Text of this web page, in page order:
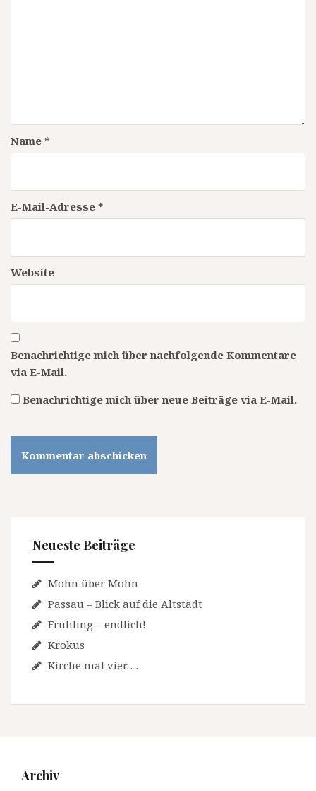
Name *
E-Mail-Adresse *
Website
Benachrichtige mich über nachfolgende Kommentare
via E-Mail.
Benachrichtige mich über neue Beiträge via E-Mail.
Neueste Beiträge
Mohn über Mohn
Passau – Blick auf die Altstadt
Frühling – endlich!
Krokus
Kirche mal vier….
Archiv